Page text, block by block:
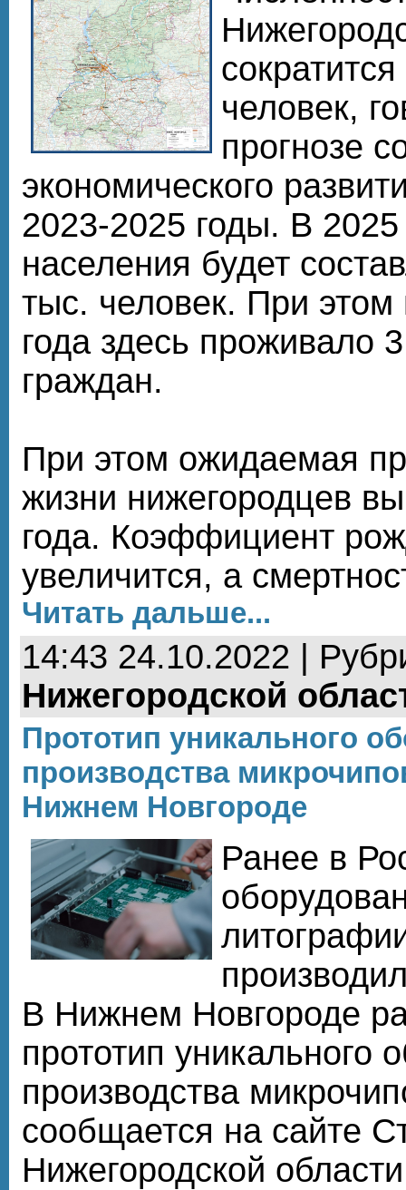
человек,
прогнозе
экономического
2023-2025 годы. В 2025
населения будет
тыс. человек. При этом
года здесь проживало
граждан.
При этом ожидаемая
жизни нижегородцев
года. Коэффициент
увеличится, а
Читать дальше...
14:43 24.10.2022 |
Нижегородской
Прототип уникального
производства
Нижнем Новгороде
Ранее в
В Нижнем Новгороде
прототип уникального
производства
сообщается на сайте
Нижегородской